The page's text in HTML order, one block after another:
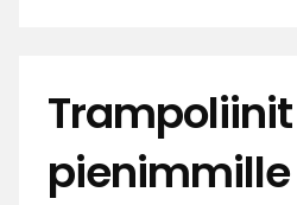
pienimmille